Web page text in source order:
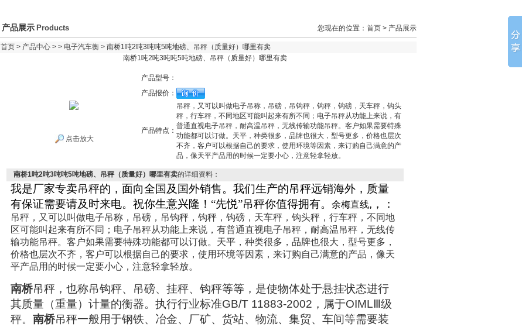
产品展示 Products 您现在的位置： 首页 > 产品展示
首页 > 产品中心 > > 电子汽车衡 > 南桥1吨2吨3吨吨5吨地磅、吊秤（质量好）哪里有卖
南桥1吨2吨3吨吨5吨地磅、吊秤（质量好）哪里有卖
点击放大
产品型号：
产品报价：
产品特点：
吊秤，又可以叫做电子吊称，吊磅，吊钩秤，钩秤，钩磅，天车秤，钩头
秤，行车秤，不同地区可能叫起来有所不同；电子吊秤从功能上来说，有
普通直视电子吊秤，耐高温吊秤，无线传输功能吊秤。客户如果需要特殊
功能都可以订做。天平，种类很多，品牌也很大，型号更多，价格也层次
不齐，客户可以根据自己的要求，使用环境等因素，来订购自己满意的产
品，像天平产品用的时候一定要小心，注意轻拿轻放。
南桥1吨2吨3吨吨5吨地磅、吊秤（质量好）哪里有卖的详细资料：
我是厂家专卖吊秤的，面向全国及国外销售。我们生产的吊秤远销海外，质量
有保证需要请及时来电。祝你生意兴隆！“先悦”吊秤你值得拥有。
余梅直线, ， ：
吊秤，又可以叫做电子吊称，吊磅，吊钩秤，钩秤，钩磅，天车秤，钩头秤，行车秤，不同地
区可能叫起来有所不同；电子吊秤从功能上来说，有普通直视电子吊秤，耐高温吊秤，无线传
输功能吊秤。客户如果需要特殊功能都可以订做。天平，种类很多，品牌也很大，型号更多，
价格也层次不齐，客户可以根据自己的要求，使用环境等因素，来订购自己满意的产品，像天
平产品用的时候一定要小心，注意轻拿轻放。
南桥吊秤，也称吊钩秤、吊磅、挂秤、钩秤等等，是使物体处于悬挂状态进行
其质量（重量）计量的衡器。执行行业标准GB/T 11883-2002 ，属于OIML Ⅲ级
秤。 南桥吊秤一般用于钢铁、冶金、厂矿、货站、物流、集贸、车间等需要装